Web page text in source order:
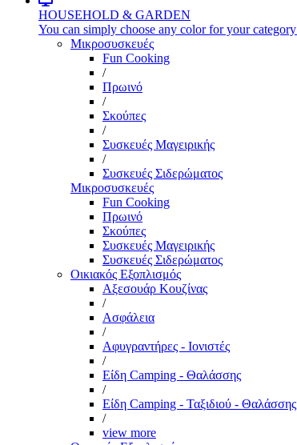
HOUSEHOLD & GARDEN
You can simply choose any color for your
Μικροσυσκευές
Fun Cooking
/
Πρωινό
/
Σκούπες
/
Συσκευές Μαγειρικής
/
Συσκευές Σιδερώματος
Μικροσυσκευές
Fun Cooking
Πρωινό
Σκούπες
Συσκευές Μαγειρικής
Συσκευές Σιδερώματος
Οικιακός Εξοπλισμός
Αξεσουάρ Κουζίνας
/
Ασφάλεια
/
Αφυγραντήρες - Ιονιστές
/
Είδη Camping - Θαλάσσης
/
Είδη Camping - Ταξιδιού - Θαλάσσης
/
view more